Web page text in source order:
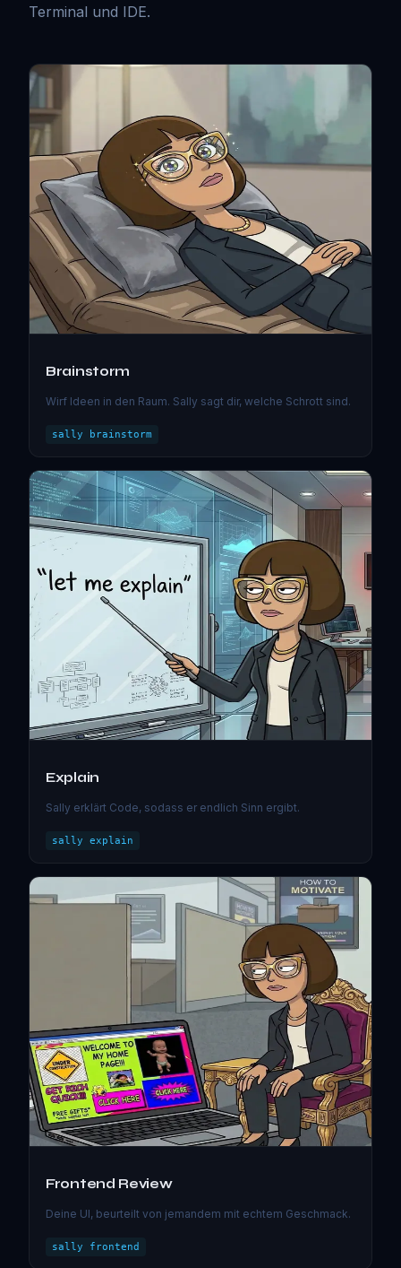
Terminal und IDE.
Brainstorm
Wirf Ideen in den Raum. Sally sagt dir, welche Schrott sind.
sally brainstorm
Explain
Sally erklärt Code, sodass er endlich Sinn ergibt.
sally explain
Frontend Review
Deine UI, beurteilt von jemandem mit echtem Geschmack.
sally frontend